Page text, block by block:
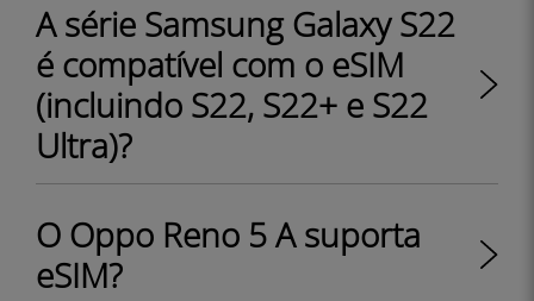
A série Samsung Galaxy S22
é compatível com o eSIM
(incluindo S22, S22+ e S22
Ultra)?
O Oppo Reno 5 A suporta
eSIM?